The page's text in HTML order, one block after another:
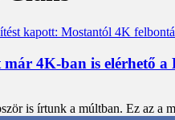
már 4K-ban is elérhető a
is írtunk a múltban. Ez az a